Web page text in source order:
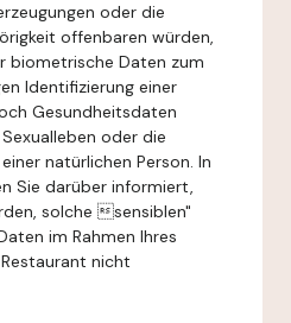
oder die
offenbaren würden,
biometrische Daten zum
Identifizierung einer
Gesundheitsdaten
oder die
natürlichen Person. In
Sie darüber informiert,
solche sensiblen"
im Rahmen Ihres
nicht